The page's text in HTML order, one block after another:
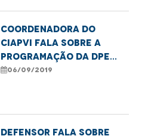
Coordenadora do
CIAPVI fala sobre a
programação da DPE
para comemorar o
06/09/2019
Defensor fala sobre